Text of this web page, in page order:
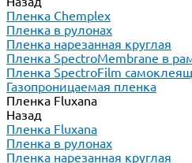
Пленка Chemplex
Пленка в рулонах
Пленка нарезанная круглая
Пленка SpectroMembrane в
Пленка SpectroFilm
Газопроницаемая пленка
Пленка Fluxana
Назад
Пленка Fluxana
Пленка в рулонах
Пленка нарезанная круглая